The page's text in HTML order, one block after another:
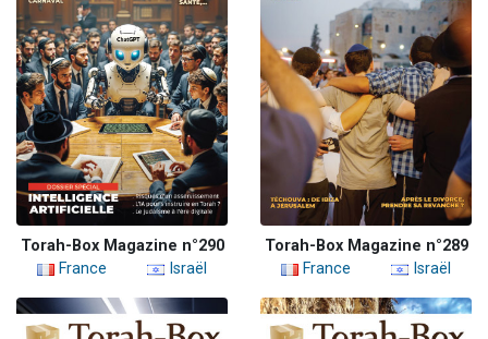
Torah-Box Magazine n°290
France
Israël
Torah-Box Magazine n°289
France
Israël